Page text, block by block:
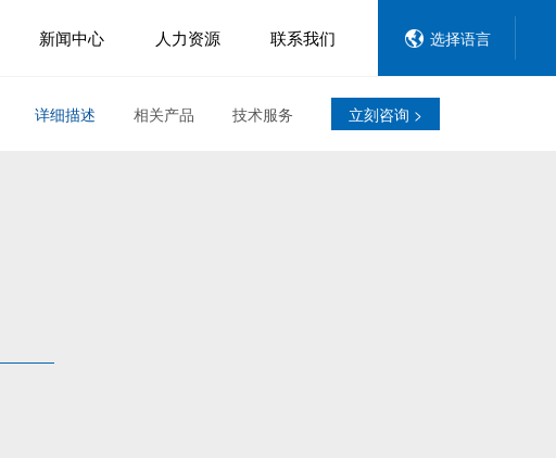
选择语言
新闻中心 人力资源 联系我们
详细描述 相关产品 技术服务 立刻咨询 >